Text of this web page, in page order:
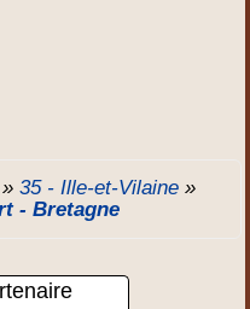
»35 - Ille-et-Vilaine »
- Bretagne